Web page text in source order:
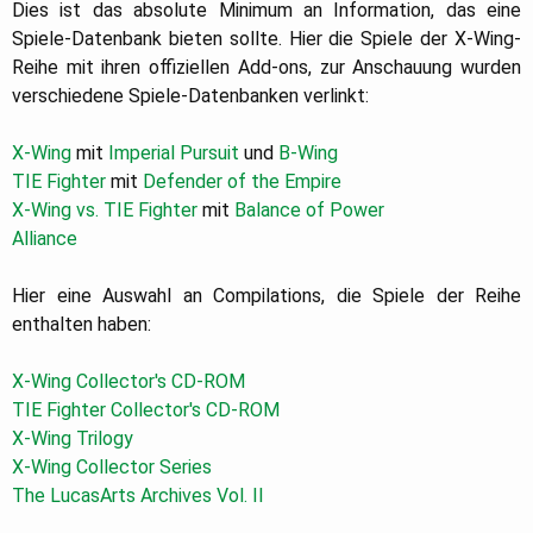
Dies ist das absolute Minimum an Information, das eine
Spiele-Datenbank bieten sollte. Hier die Spiele der X-Wing-
Reihe mit ihren offiziellen Add-ons, zur Anschauung wurden
verschiedene Spiele-Datenbanken verlinkt:
X-Wing mit Imperial Pursuit und B-Wing
TIE Fighter mit Defender of the Empire
X-Wing vs. TIE Fighter mit Balance of Power
Alliance
Hier eine Auswahl an Compilations, die Spiele der Reihe
enthalten haben:
X-Wing Collector's CD-ROM
TIE Fighter Collector's CD-ROM
X-Wing Trilogy
X-Wing Collector Series
The LucasArts Archives Vol. II